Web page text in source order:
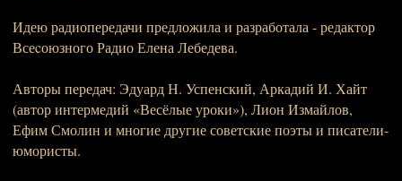
Идею радиопередачи предложила и разработала - редактор
Всеcоюзного Радио Елена Лебедева.
Авторы передач: Эдуард Н. Успенский, Аркадий И. Хайт
(автор интермедий «Весёлые уроки»), Лион Измайлов,
Ефим Смолин и многие другие советские поэты и писатели-
юмористы.